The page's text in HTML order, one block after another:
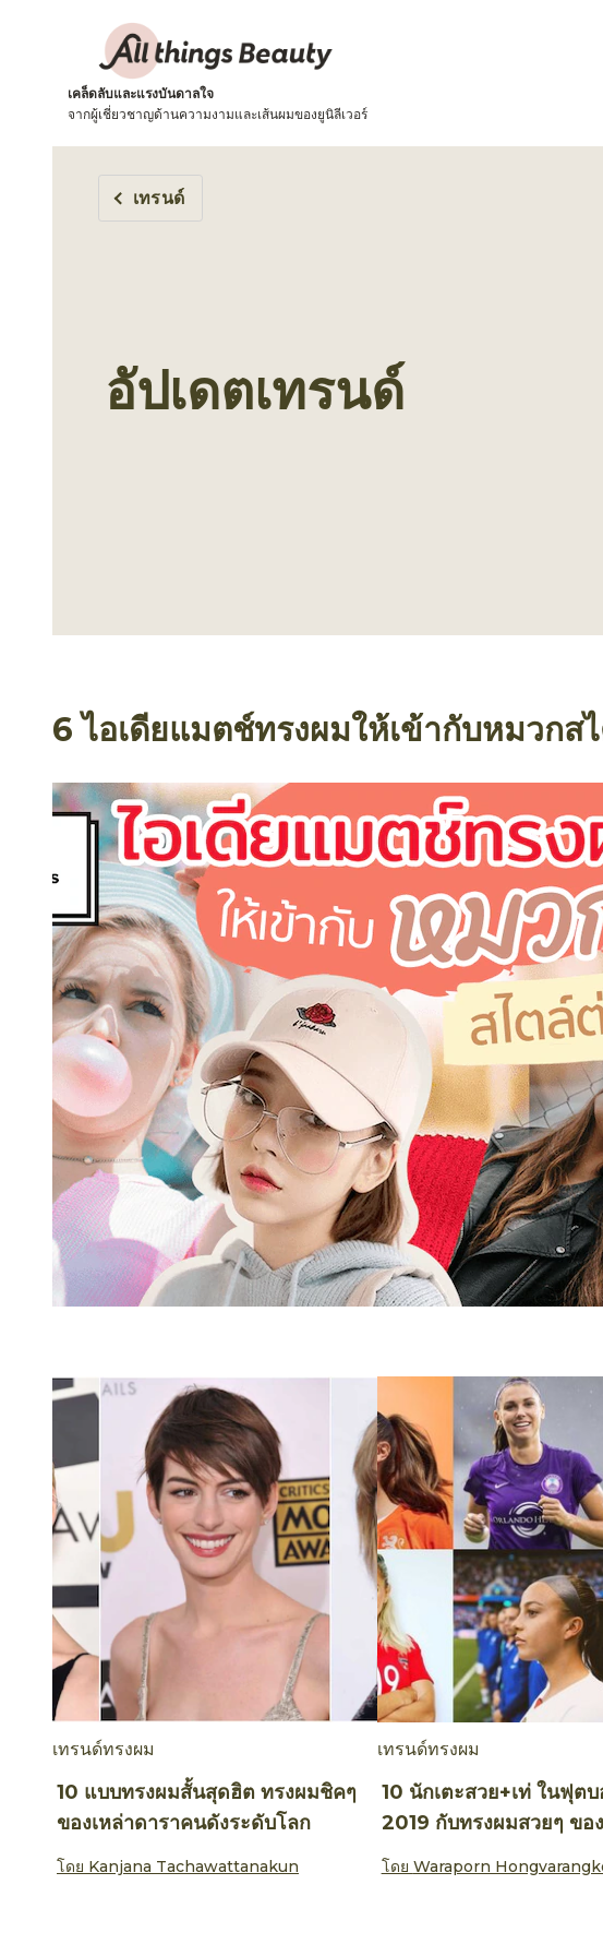
เคล็ดลับและแรงบันดาลใจ
จากผู้เชี่ยวชาญด้านความงามและเส้นผมของยูนิลีเวอร์
เทรนด์
อัปเดตเทรนด์
6 ไอเดียแมตช์ทรงผมให้เข้ากับหมวกส
เทรนด์ทรงผม
10 แบบทรงผมสั้นสุดฮิต ทรงผมชิคๆ
ของเหล่าดาราคนดังระดับโลก
โดย Kanjana Tachawattanakun
เทรนด์ทรงผม
10 นักเตะสวย+เท่ ในฟุต
2019 กับทรงผมสวยๆ ขอ
โดย Waraporn